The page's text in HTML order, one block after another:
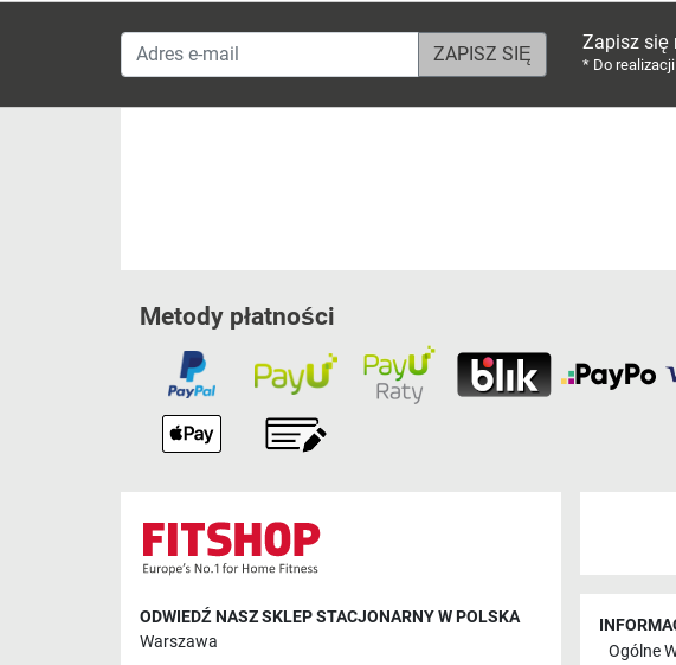
Adres e-mail Zapisz się
* Do realizacji
Metody płatności
ODWIEDŹ NASZ SKLEP STACJONARNY W POLSKA
Warszawa
Ogólne